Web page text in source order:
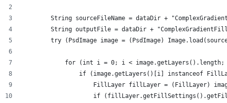
String sourceFileName = dataDir +
String outputFile = dataDir +
try (PsdImage image = (PsdImage)
for (int i = 0; i < image.getLayers().length;
if (image.getLayers()[i] instanceof
FillLayer fillLayer = (FillLayer)
if